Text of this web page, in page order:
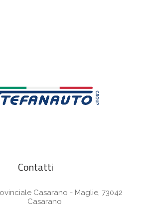
Contatti
Casarano - Maglie, 73042
Casarano